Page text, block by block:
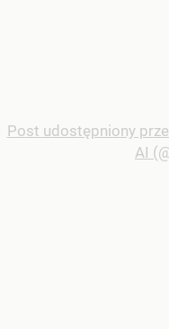
Post udostępniony
AI